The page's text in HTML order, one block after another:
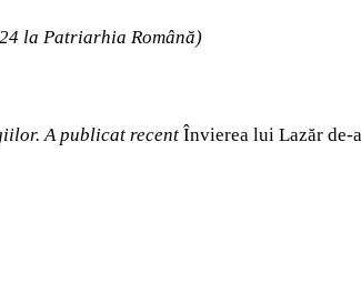
la Patriarhia Română)
A publicat recent Învierea lui Lazăr de-